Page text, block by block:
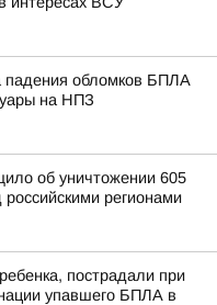
падения обломков БПЛА
на НПЗ
об уничтожении 605
регионами
пострадали при
упавшего БПЛА в